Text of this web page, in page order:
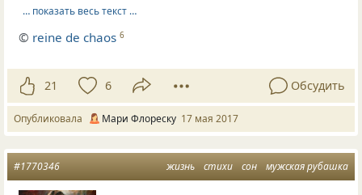
… показать весь текст …
© reine de chaos 6
21 6 Обсудить
Опубликовала Мари Флореску 17 мая 2017
жизнь стихи сон мужская рубашка
#1770346